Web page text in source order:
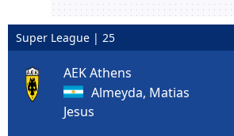
Super League | 25
AEK Athens
Almeyda, Matias
Jesus